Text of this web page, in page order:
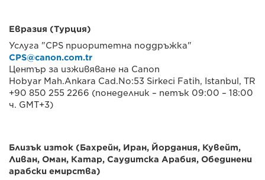
Евразия (Турция)
Услуга "CPS приоритетна поддръжка"
CPS@canon.com.tr
Център за изживяване на Canon
Hobyar Mah.Ankara Cad.No:53 Sirkeci Fatih, Istanbul, TR
+90 850 255 2266 (понеделник – петък 09:00 – 18:00
ч. GMT+3)
Близък изток (Бахрейн, Иран, Йордания, Кувейт,
Ливан, Оман, Катар, Саудитска Арабия, Обединени
арабски емирства)